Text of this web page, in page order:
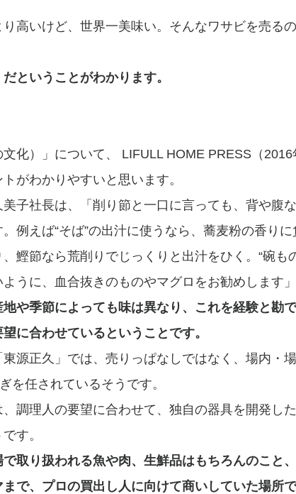
り高いけど、世界一美味い。そんなワサビを売る
ということがわかります。
文化）」について、 LIFULL HOME PRESS（
がわかりやすいと思います。
子社長は、「削り節と一口に言っても、背や腹
例えば“そば”の出汁に使うなら、蕎麦粉の香りに
鰹節なら荒削りでじっくりと出汁をひく。“碗も
うに、血合抜きのものやマグロをお勧めします」
や季節によっても味は異なり、これを経験と勘
に合わせているということです。
源正久」では、売りっぱなしではなく、場内・
を任されているそうです。
調理人の要望に合わせて、独自の器具を開発し
す。
で取り扱われる魚や肉、生鮮品はもちろんのこと
で、プロの買出し人に向けて商いしていた場所で